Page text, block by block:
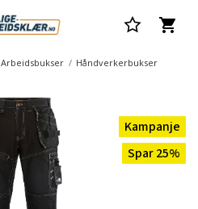
Arbeidsbukser Håndverkerbukser
Kampanje
Spar 25%